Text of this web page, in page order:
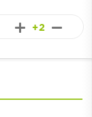
+2